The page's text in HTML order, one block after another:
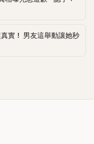
真實！ 男友這舉動讓她秒